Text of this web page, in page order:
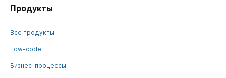
Продукты
Все продукты
Low-code
Бизнес-процессы